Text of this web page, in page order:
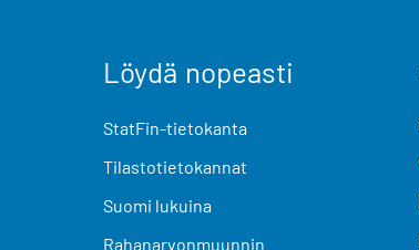
Löydä nopeasti
StatFin-tietokanta
Tilastotietokannat
Suomi lukuina
Rahanarvonmuunnin